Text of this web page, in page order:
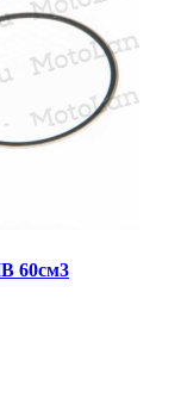
60см3